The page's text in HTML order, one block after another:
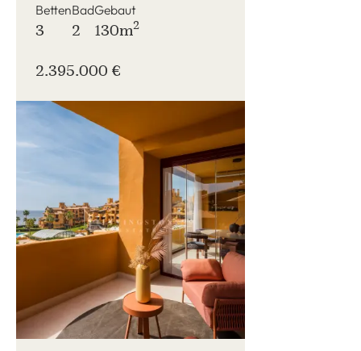
Betten
3
Bad
2
Gebaut
130m2
2.395.000 €